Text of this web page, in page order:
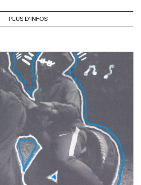
PLUS D'INFOS